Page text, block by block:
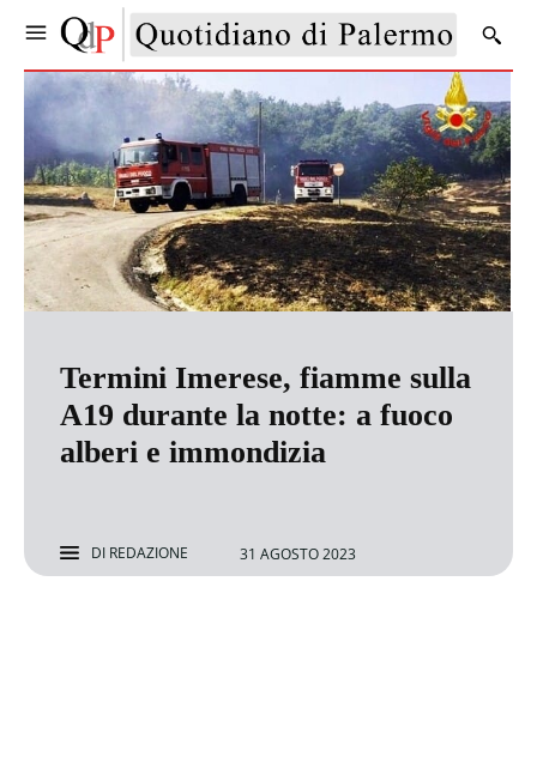
Termini Imerese, fiamme sulla
A19 durante la notte: a fuoco
alberi e immondizia
DI REDAZIONE 31 AGOSTO 2023